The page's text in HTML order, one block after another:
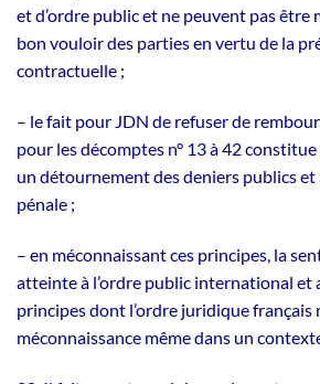
et d’ordre public et ne peuvent pas être
bon vouloir des parties en vertu de la
contractuelle ;
– le fait pour JDN de refuser de
pour les décomptes n° 13 à 42
un détournement des deniers publics
pénale ;
– en méconnaissant ces principes, la
atteinte à l’ordre public international et
principes dont l’ordre juridique
méconnaissance même dans un